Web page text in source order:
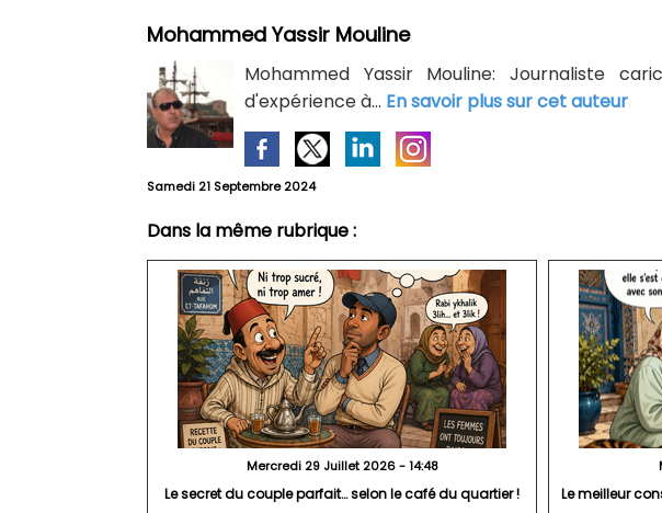
Mohammed Yassir Mouline
Mohammed Yassir Mouline: Journaliste
d'expérience à... En savoir plus sur cet auteur
Samedi 21 Septembre 2024
Dans la même rubrique :
Mercredi 29 Juillet 2026 - 14:48
Le secret du couple parfait… selon le café du quartier ! Le meilleur